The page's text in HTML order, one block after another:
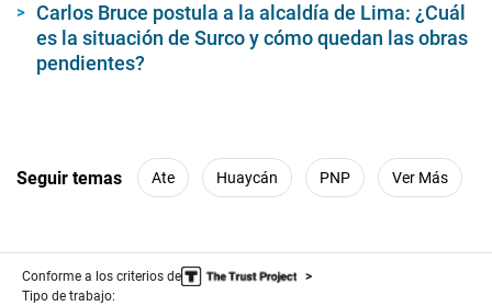
Carlos Bruce postula a la alcaldía de Lima: ¿Cuál
es la situación de Surco y cómo quedan las obras
pendientes?
Seguir temas Ate Huaycán PNP Ver Más
Conforme a los criterios de
Tipo de trabajo: